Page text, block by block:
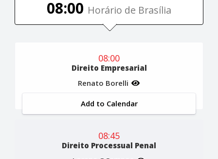
08:00 Horário de Brasília
08:00
Direito Empresarial
Renato Borelli
Add to Calendar
08:45
Direito Processual Penal